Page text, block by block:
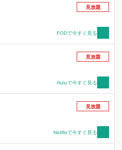
見放題
FODで今すぐ見る
見放題
Huluで今すぐ見る
見放題
Netflixで今すぐ見る